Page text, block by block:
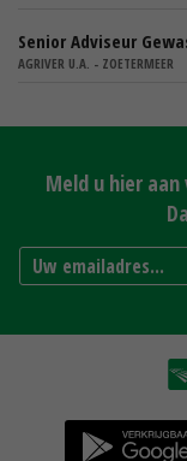
Senior Adviseur
AGRIVER U.A. - ZOETERMEER
Meld u hier